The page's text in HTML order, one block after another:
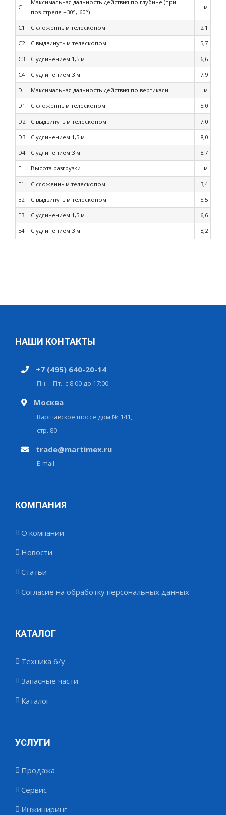
C
Максимальная дальность действия по глубине (при
поз.стреле +30°,-60°)
м
C1 С сложенным телескопом 2,1
C2 С выдвинутым телескопом 5,7
C3 С удлинением 1,5 м 6,6
C4 С удлинением 3 м 7,9
D Максимальная дальность действия по вертикали м
D1 С сложенным телескопом 5,0
D2 С выдвинутым телескопом 7,0
D3 С удлинением 1,5 м 8,0
D4 С удлинением 3 м 8,7
E Высота разгрузки м
E1 С сложенным телескопом 3,4
E2 С выдвинутым телескопом 5,5
E3 С удлинением 1,5 м 6,6
E4 С удлинением 3 м 8,2
НАШИ КОНТАКТЫ
+7 (495) 640-20-14
Пн. – Пт.: с 8:00 до 17:00
Москва
Варшавское шоссе дом № 141,
стр. 80
trade@martimex.ru
E-mail
КОМПАНИЯ
О компании
Новости
Статьи
Согласие на обработку персональных данных
КАТАЛОГ
Техника б/у
Запасные части
Каталог
УСЛУГИ
Продажа
Сервис
Инжиниринг